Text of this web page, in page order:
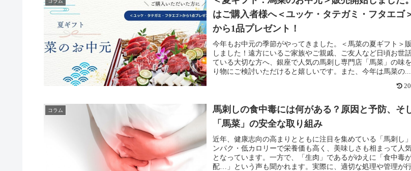
はご購入者様へ＜ユッケ・タテガミ・フタエゴ
から1品プレゼント！
今年もお中元の季節がやってきました。＜馬菜の夏ギフト＞
しました！遠方にいるご家族やご親戚、ご友人など日頃お世
ている大切な方へ、銀座で人気の馬刺し専門店「馬菜」の味
り物にご検討いただけると嬉しいです。また、今年は馬菜の...
コラム
馬刺しの食中毒には何がある？原因と予防、そ
「馬菜」の安全な取り組み
近年、健康志向の高まりとともに注目を集めている「馬刺し
ンパク・低カロリーで栄養価も高く、美味しさも相まって人
となっています。一方で、「生肉」であるがゆえに「食中毒
配…」という声も聞かれます。実際に、適切な処理や管理が行